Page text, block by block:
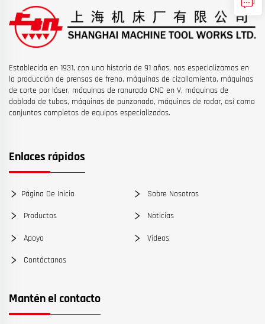
Establecida en 1931, con una historia de 91 años, nos especializamos en
la producción de prensas de freno, máquinas de cizallamiento, máquinas
de corte por láser, máquinas de ranurado CNC en V, máquinas de
doblado de tubos, máquinas de punzonado, máquinas de rodar, así como
conjuntos completos de equipos especializados.
Enlaces rápidos
Página De Inicio Sobre Nosotros
Productos Noticias
Apoyo Vídeos
Contáctanos
Mantén el contacto